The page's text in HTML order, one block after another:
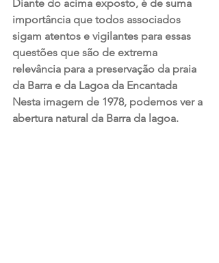
Diante do acima exposto, é de suma
importância que todos associados
sigam atentos e vigilantes para essas
questões que são de extrema
relevância para a preservação da praia
da Barra e da Lagoa da Encantada
Nesta imagem de 1978, podemos ver a
abertura natural da Barra da lagoa.